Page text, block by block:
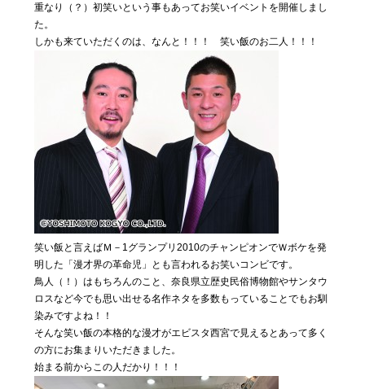
重なり（？）初笑いという事もあってお笑いイベントを開催しまし
た。
しかも来ていただくのは、なんと！！！ 笑い飯のお二人！！！
笑い飯と言えばＭ－1グランプリ2010のチャンピオンでＷボケを発
明した「漫才界の革命児」とも言われるお笑いコンビです。
鳥人（！）はもちろんのこと、奈良県立歴史民俗博物館やサンタウ
ロスなど今でも思い出せる名作ネタを多数もっていることでもお馴
染みですよね！！
そんな笑い飯の本格的な漫才がエビスタ西宮で見えるとあって多く
の方にお集まりいただきました。
始まる前からこの人だかり！！！